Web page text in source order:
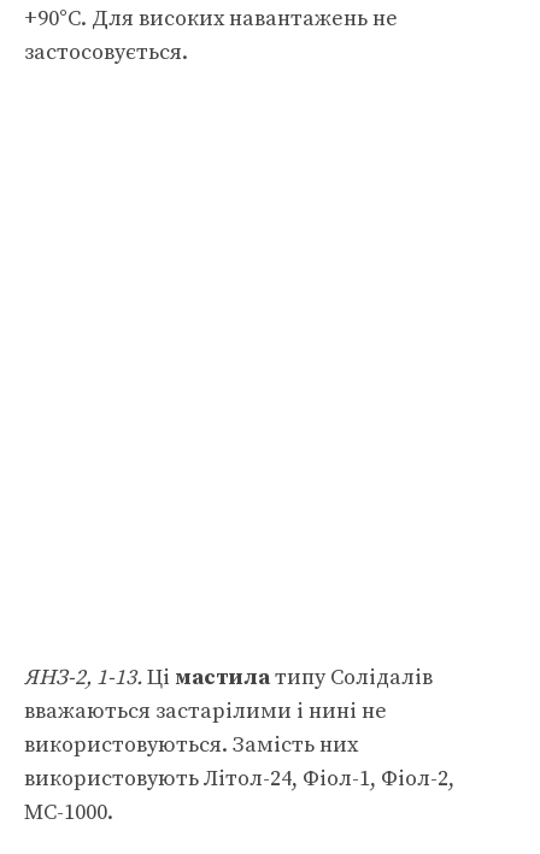
+90°С. Для високих навантажень не
застосовується.
ЯНЗ-2, 1-13.Ці мастилатипу Солідалів
вважаються застарілими і нині не
використовуються. Замість них
використовують Літол-24, Фіол-1, Фіол-2,
МС-1000.